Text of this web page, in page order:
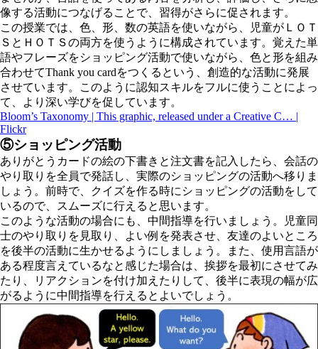
像する活動につなげることで、習得がさらに促されます。
この授業では、色、形、数の英語を使いながら、児童がＬＯＴ
ＳとＨＯＴＳの両方を使うように構成されています。覚えた単
語やフレーズをショッピング活動で使いながら、色と形を組み
合わせてThank you cardをつくるという、創造的な活動に発展
させています。このように認知スキルをフルに使うことによっ
て、より深い学びを促しています。
Bloom’s Taxonomy | This graphic, released under a Creative C… |
Flickr
⑤ショッピング活動
ありがとうカードの絵の下書きと注文書を記入したら、会話の
やり取りを全員で発話し、実際のショッピングの活動へ移りま
しょう。前時で、クイズを作る時にショッピングの活動をして
いるので、スムーズに行えると思います。
このような活動の場合にも、中間指導を行いましょう。児童同
士のやり取りを見取り、よい例を発表させ、友達のよいところ
を後半の活動に生かせるようにしましょう。また、使用言語が
ある程度言えているなと感じた場合は、挨拶を最初にさせてみ
たり、リアクションを付け加えたりして、後半に表現の幅が広
がるように中間指導を行えるとよいでしょう。